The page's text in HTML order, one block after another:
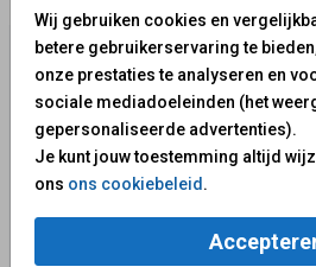
Wij gebruiken cookies en
betere gebruikerservaring te
onze prestaties te analyseren en
sociale mediadoeleinden (het
gepersonaliseerde advertenties).
Je kunt jouw toestemming altijd
ons ons cookiebeleid.